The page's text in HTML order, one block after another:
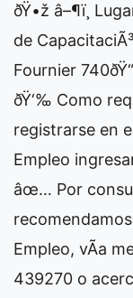
ðŸ•ž â–¶ï¸
de
Fournier
ðŸ‘‰ Como
registrarse en
Empleo
âœ… Por
Empleo, vÃ­a
439270 o